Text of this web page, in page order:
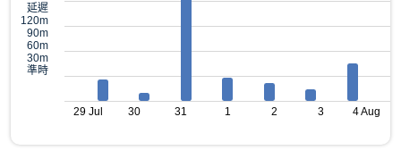
延遲
120m
90m
60m
30m
準時
29 Jul 30 31 1 2 3 4 Aug